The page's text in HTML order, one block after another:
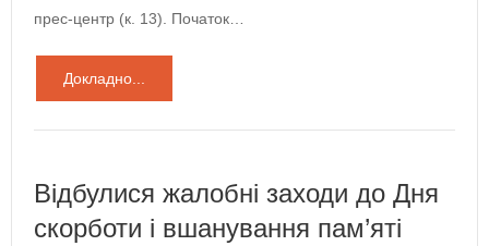
прес-центр (к. 13). Початок…
Докладно...
Відбулися жалобні заходи до Дня
скорботи і вшанування пам’яті